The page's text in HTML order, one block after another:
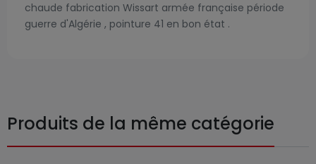
chaude fabrication Wissart armée française période
guerre d'Algérie , pointure 41 en bon état .
Produits de la même catégorie